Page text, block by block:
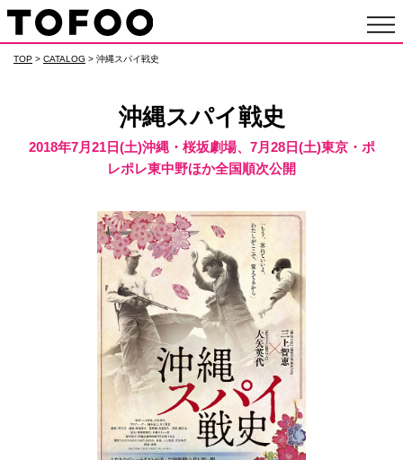
TOP > CATALOG > 沖縄スパイ戦史
沖縄スパイ戦史
2018年7月21日(土)沖縄・桜坂劇場、7月28日(土)東京・ポ
レポレ東中野ほか全国順次公開